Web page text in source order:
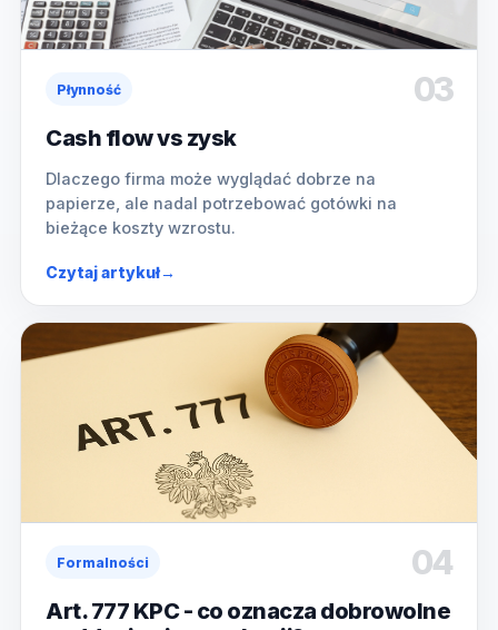
Płynność 03
Cash flow vs zysk
Dlaczego firma może wyglądać dobrze na
papierze, ale nadal potrzebować gotówki na
bieżące koszty wzrostu.
Czytaj artykuł→
Formalności 04
Art. 777 KPC - co oznacza dobrowolne